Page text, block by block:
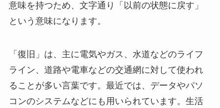
意味を持つため、文字通り「以前の状態に戻す」
という意味になります。
「復旧」は、主に電気やガス、水道などのライフ
ライン、道路や電車などの交通網に対して使われ
ることが多い言葉です。最近では、データやパソ
コンのシステムなどにも用いられています。生活